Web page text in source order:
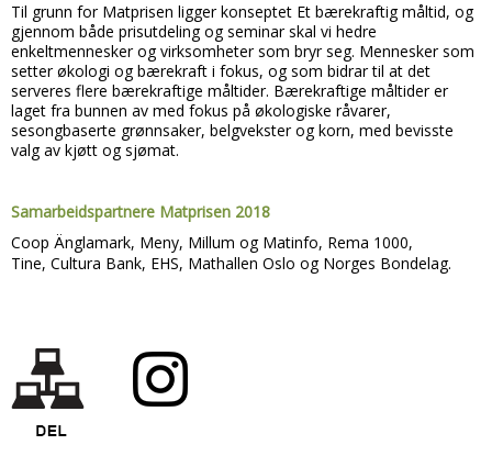
Til grunn for Matprisen ligger konseptet Et bærekraftig måltid, og
gjennom både prisutdeling og seminar skal vi hedre
enkeltmennesker og virksomheter som bryr seg. Mennesker som
setter økologi og bærekraft i fokus, og som bidrar til at det
serveres flere bærekraftige måltider. Bærekraftige måltider er
laget fra bunnen av med fokus på økologiske råvarer,
sesongbaserte grønnsaker, belgvekster og korn, med bevisste
valg av kjøtt og sjømat.
Samarbeidspartnere Matprisen 2018
Coop Änglamark, Meny, Millum og Matinfo, Rema 1000,
Tine, Cultura Bank, EHS, Mathallen Oslo og Norges Bondelag.